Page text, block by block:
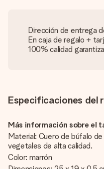
Dirección de entrega
En caja de regalo +
100% calidad
Especificaciones del
Más información sobre el
Material: Cuero de búfalo
vegetales de alta calidad.
Color: marrón